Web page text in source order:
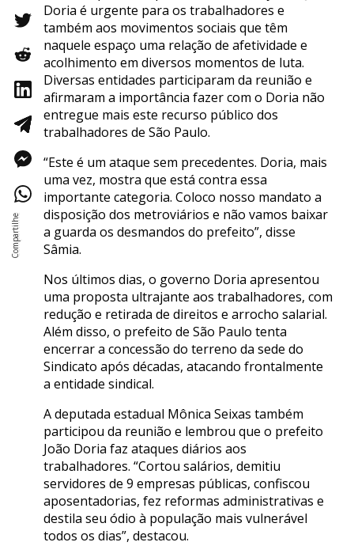
Doria é urgente para os trabalhadores e
também aos movimentos sociais que têm
naquele espaço uma relação de afetividade e
acolhimento em diversos momentos de luta.
Diversas entidades participaram da reunião e
afirmaram a importância fazer com o Doria não
entregue mais este recurso público dos
trabalhadores de São Paulo.
“Este é um ataque sem precedentes. Doria, mais
uma vez, mostra que está contra essa
importante categoria. Coloco nosso mandato a
disposição dos metroviários e não vamos baixar
a guarda os desmandos do prefeito”, disse
Sâmia.
Nos últimos dias, o governo Doria apresentou
uma proposta ultrajante aos trabalhadores, com
redução e retirada de direitos e arrocho salarial.
Além disso, o prefeito de São Paulo tenta
encerrar a concessão do terreno da sede do
Sindicato após décadas, atacando frontalmente
a entidade sindical.
A deputada estadual Mônica Seixas também
participou da reunião e lembrou que o prefeito
João Doria faz ataques diários aos
trabalhadores. “Cortou salários, demitiu
servidores de 9 empresas públicas, confiscou
aposentadorias, fez reformas administrativas e
destila seu ódio à população mais vulnerável
todos os dias”, destacou.